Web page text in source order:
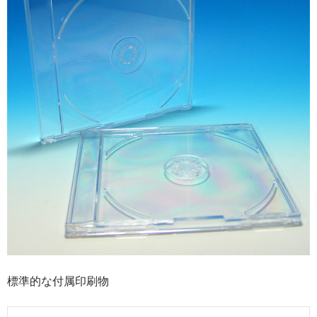
標準的な付属印刷物